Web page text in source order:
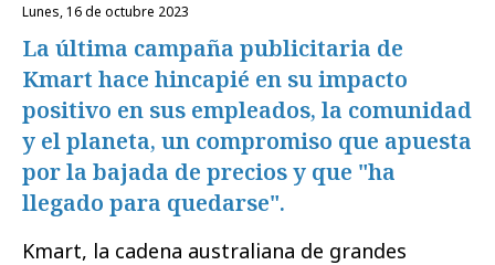
lunes, 16 de octubre 2023
La última campaña publicitaria de
Kmart hace hincapié en su impacto
positivo en sus empleados, la comunidad
y el planeta, un compromiso que apuesta
por la bajada de precios y que "ha
llegado para quedarse".
Kmart, la cadena australiana de grandes